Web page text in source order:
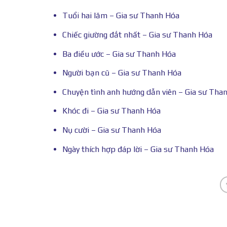
Tuổi hai lăm – Gia sư Thanh Hóa
Chiếc giường đắt nhất – Gia sư Thanh Hóa
Ba điều ước – Gia sư Thanh Hóa
Người bạn cũ – Gia sư Thanh Hóa
Chuyện tình anh hướng dẫn viên – Gia sư
Khóc đi – Gia sư Thanh Hóa
Nụ cười – Gia sư Thanh Hóa
Ngày thích hợp đáp lời – Gia sư Thanh Hóa